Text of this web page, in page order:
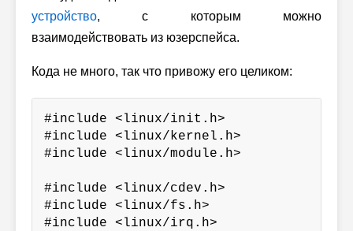
устройство, с которым можно
взаимодействовать из юзерспейса.
Кода не много, так что привожу его целиком:
#include <linux/init.h>
#include <linux/kernel.h>
#include <linux/module.h>
#include <linux/cdev.h>
#include <linux/fs.h>
#include <linux/irq.h>